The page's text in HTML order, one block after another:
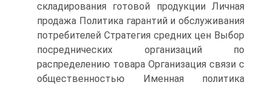
складирования готовой продукции Личная
продажа Политика гарантий и обслуживания
потребителей Стратегия средних цен Выбор
посреднических организаций по
распределению товара Организация связи с
общественностью Именная политика